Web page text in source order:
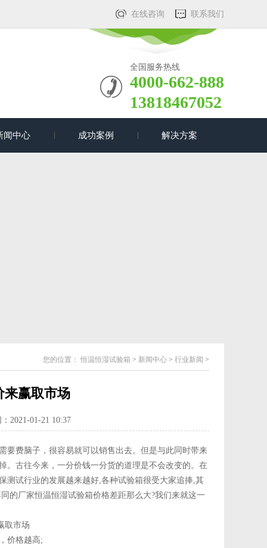
在线咨询 联系我们
全国服务热线
4000-662-888
13818467052
闻中心 成功案例 解决方案
您的位置： 恒温恒湿试验箱 > 新闻中心 > 行业新闻 >
来赢取市场
2021-01-21 10:37
费脑子，很容易就可以销售出去。但是与此同时带来
。古往今来，一分价钱一分货的道理是不会改变的。在
测试行业的发展越来越好,各种试验箱很受大家追捧,其
的厂家恒温恒湿试验箱价格差距那么大?我们来就这一
价格越高;